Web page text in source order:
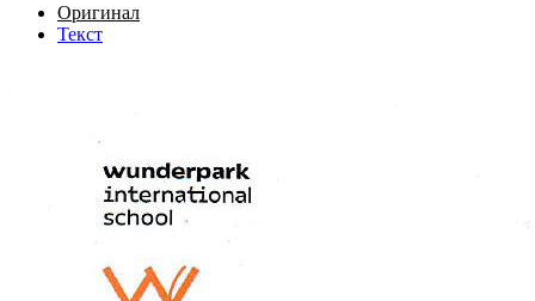
Оригинал
Текст